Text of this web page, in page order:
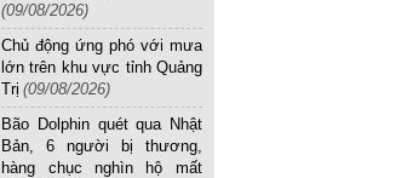
(09/08/2026)
Chủ động ứng phó với mưa
lớn trên khu vực tỉnh Quảng
Trị (09/08/2026)
Bão Dolphin quét qua Nhật
Bản, 6 người bị thương,
hàng chục nghìn hộ mất